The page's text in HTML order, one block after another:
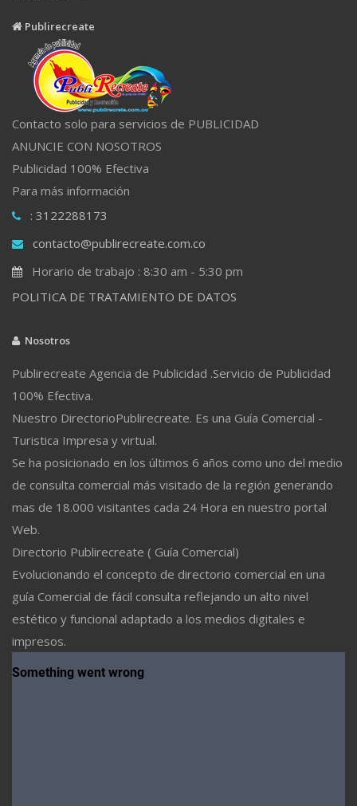
Publirecreate
Contacto solo para servicios de PUBLICIDAD
ANUNCIE CON NOSOTROS
Publicidad 100% Efectiva
Para más información
: 3122288173
contacto@publirecreate.com.co
Horario de trabajo : 8:30 am - 5:30 pm
POLITICA DE TRATAMIENTO DE DATOS
Nosotros
Publirecreate Agencia de Publicidad .Servicio de Publicidad
100% Efectiva.
Nuestro DirectorioPublirecreate. Es una Guía Comercial -
Turistica Impresa y virtual.
Se ha posicionado en los últimos 6 años como uno del medio
de consulta comercial más visitado de la región generando
mas de 18.000 visitantes cada 24 Hora en nuestro portal
Web.
Directorio Publirecreate ( Guía Comercial)
Evolucionando el concepto de directorio comercial en una
guía Comercial de fácil consulta reflejando un alto nivel
estético y funcional adaptado a los medios digitales e
impresos.